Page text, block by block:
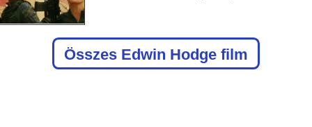
Összes Edwin Hodge film